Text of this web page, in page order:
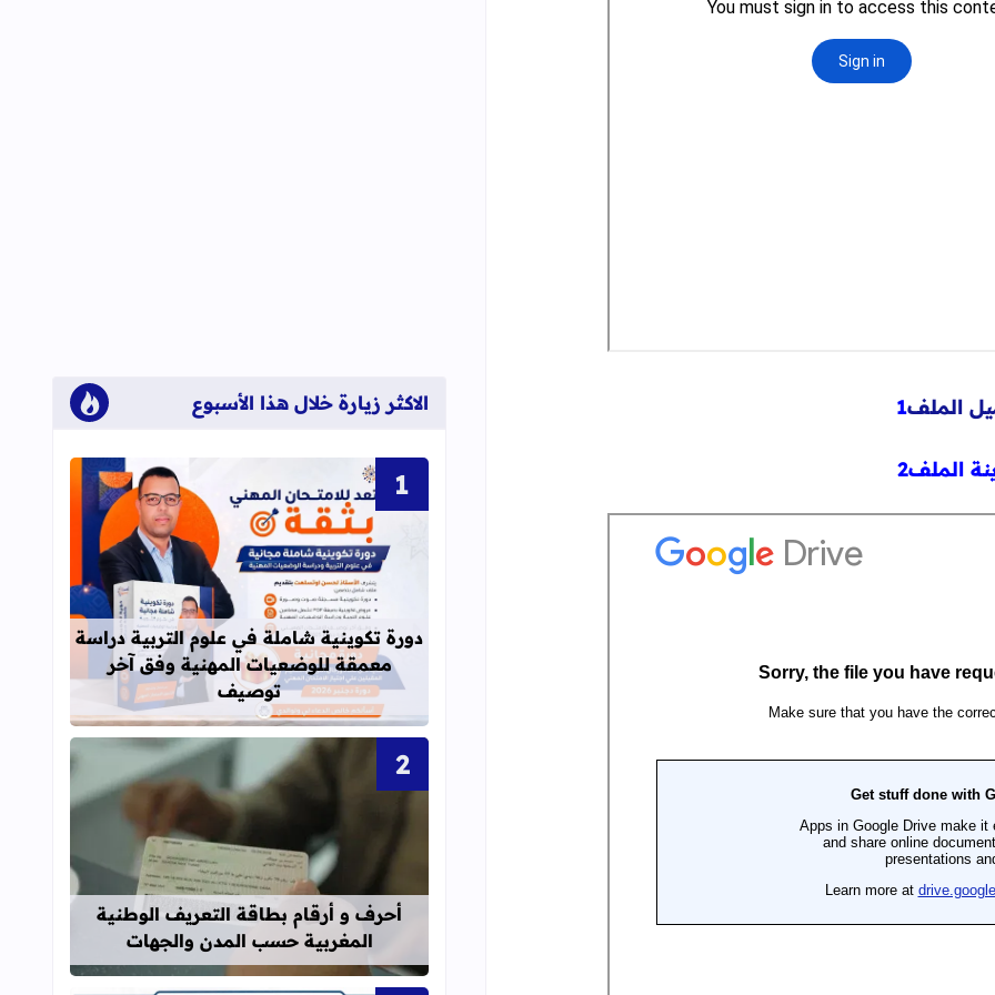
الملف1
الملف2
الاكثر زيارة خلال هذا الأسبوع
قراءة المزيد عن دورة تكوينية
دورة تكوينية شاملة في علوم التربية دراسة
معمقة للوضعيات المهنية وفق آخر
توصيف
قراءة المزيد عن أحرف و أرقام
أحرف و أرقام بطاقة التعريف الوطنية
المغربية حسب المدن والجهات